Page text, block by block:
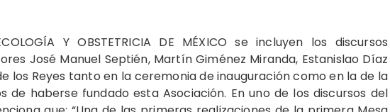
Y OBSTETRICIA DE MÉXICO se incluyen los discursos
José Manuel Septién, Martín Giménez Miranda, Estanislao Díaz
los Reyes tanto en la ceremonia de inauguración como en la de la
de haberse fundado esta Asociación. En uno de los discursos del